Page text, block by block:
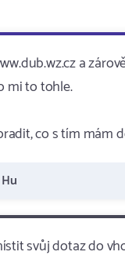
a
mi to tohle.
co s tím mám
svůj dotaz do